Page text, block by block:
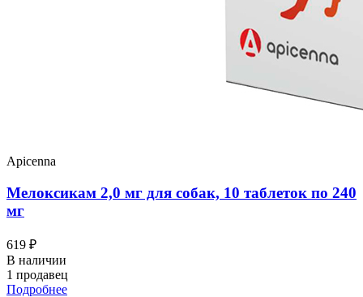
Apicenna
Мелоксикам 2,0 мг для собак, 10 таблеток по 240
мг
619 ₽
В наличии
1 продавец
Подробнее